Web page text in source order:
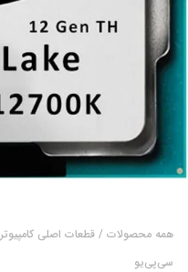
همه محصولات / قطعات اصلی کامپیوتر
سی‌پی‌یو